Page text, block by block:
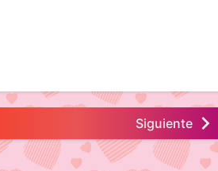
Siguiente